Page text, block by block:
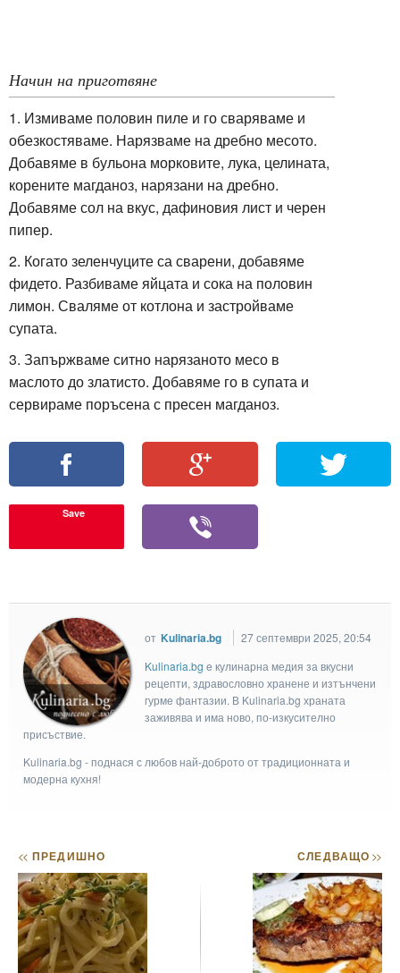
Начин на приготвяне
1. Измиваме половин пиле и го сваряваме и
обезкостяваме. Нарязваме на дребно месото.
Добавяме в бульона морковите, лука, целината,
корените магданоз, нарязани на дребно.
Добавяме сол на вкус, дафиновия лист и черен
пипер.
2. Когато зеленчуците са сварени, добавяме
фидето. Разбиваме яйцата и сока на половин
лимон. Сваляме от котлона и застройваме
супата.
3. Запържваме ситно нарязаното месо в
маслото до златисто. Добавяме го в супата и
сервираме поръсена с пресен магданоз.
Save
от Kulinaria.bg
27 септември 2025, 20:54
Kulinaria.bg e кулинарна медия за вкусни
рецепти, здравословно хранене и изтънчени
гурме фантазии. В Kulinaria.bg храната
заживява и има ново, по-изкусително
присъствие.
Kulinaria.bg - поднася с любов най-доброто от традиционната и
модерна кухня!
<< ПРЕДИШНО СЛЕДВАЩО>>